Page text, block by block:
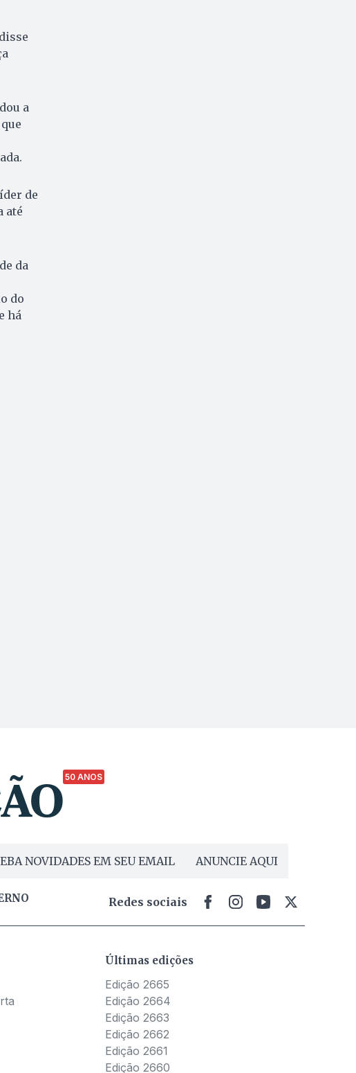
a
de
até
da
do
há
50 ANOS
NOVIDADES EM SEU EMAIL ANUNCIE AQUI
Redes sociais
Últimas edições
Edição 2665
Edição 2664
Edição 2663
Edição 2662
Edição 2661
Edição 2660